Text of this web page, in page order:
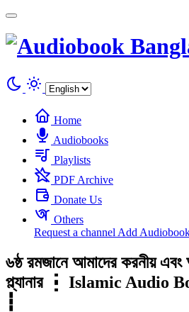
Home
Audiobooks
Playlists
PDF Archive
Donate Us
Others
Request a channel Add
৬ষ্ঠ রমজানে আমাদের করনীয়
প্ল্যানার ┇ Islamic Audio
┇